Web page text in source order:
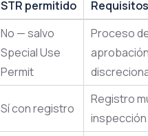
STR permitido
No — salvo
Special Use
Permit
Proceso
Sí con registro
Registro
inspección